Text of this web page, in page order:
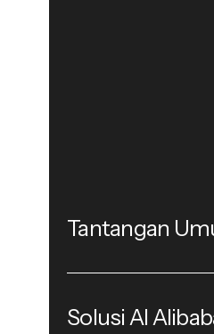
Tantangan
Solusi AI